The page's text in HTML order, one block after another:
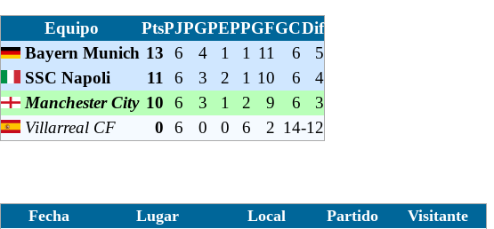
Equipo PtsPJPGPEPPGFGCDif
Bayern Munich 13 6 4 1 1 11 6
5
SSC Napoli
11 6 3 2 1 10 6
4
Manchester City 10 6 3 1 2 9 6
3
Villarreal CF
0 6 0 0 6 2 14-12
Fecha Lugar Local Partido
Visitante